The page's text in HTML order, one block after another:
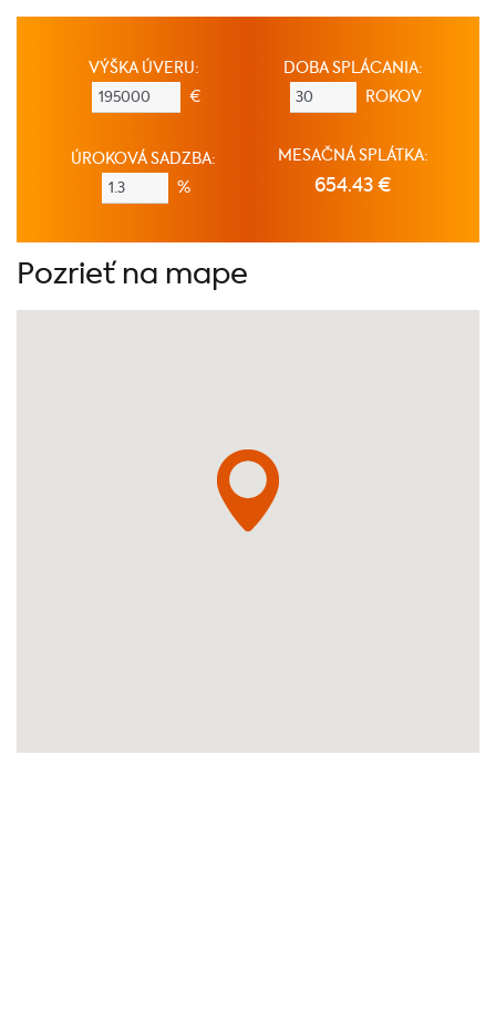
VÝŠKA ÚVERU:
€
DOBA SPLÁCANIA:
ROKOV
ÚROKOVÁ SADZBA:
%
MESAČNÁ SPLÁTKA:
654.43 €
Pozrieť na mape